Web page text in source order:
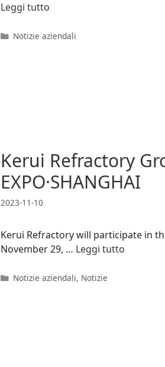
Leggi tutto
Categorie
Notizie aziendali
Kerui Refractory
EXPO·SHANGHAI
2023-11-10
Kerui Refractory will participate in
November 29, … Leggi tutto
Categorie
Notizie aziendali, Notizie